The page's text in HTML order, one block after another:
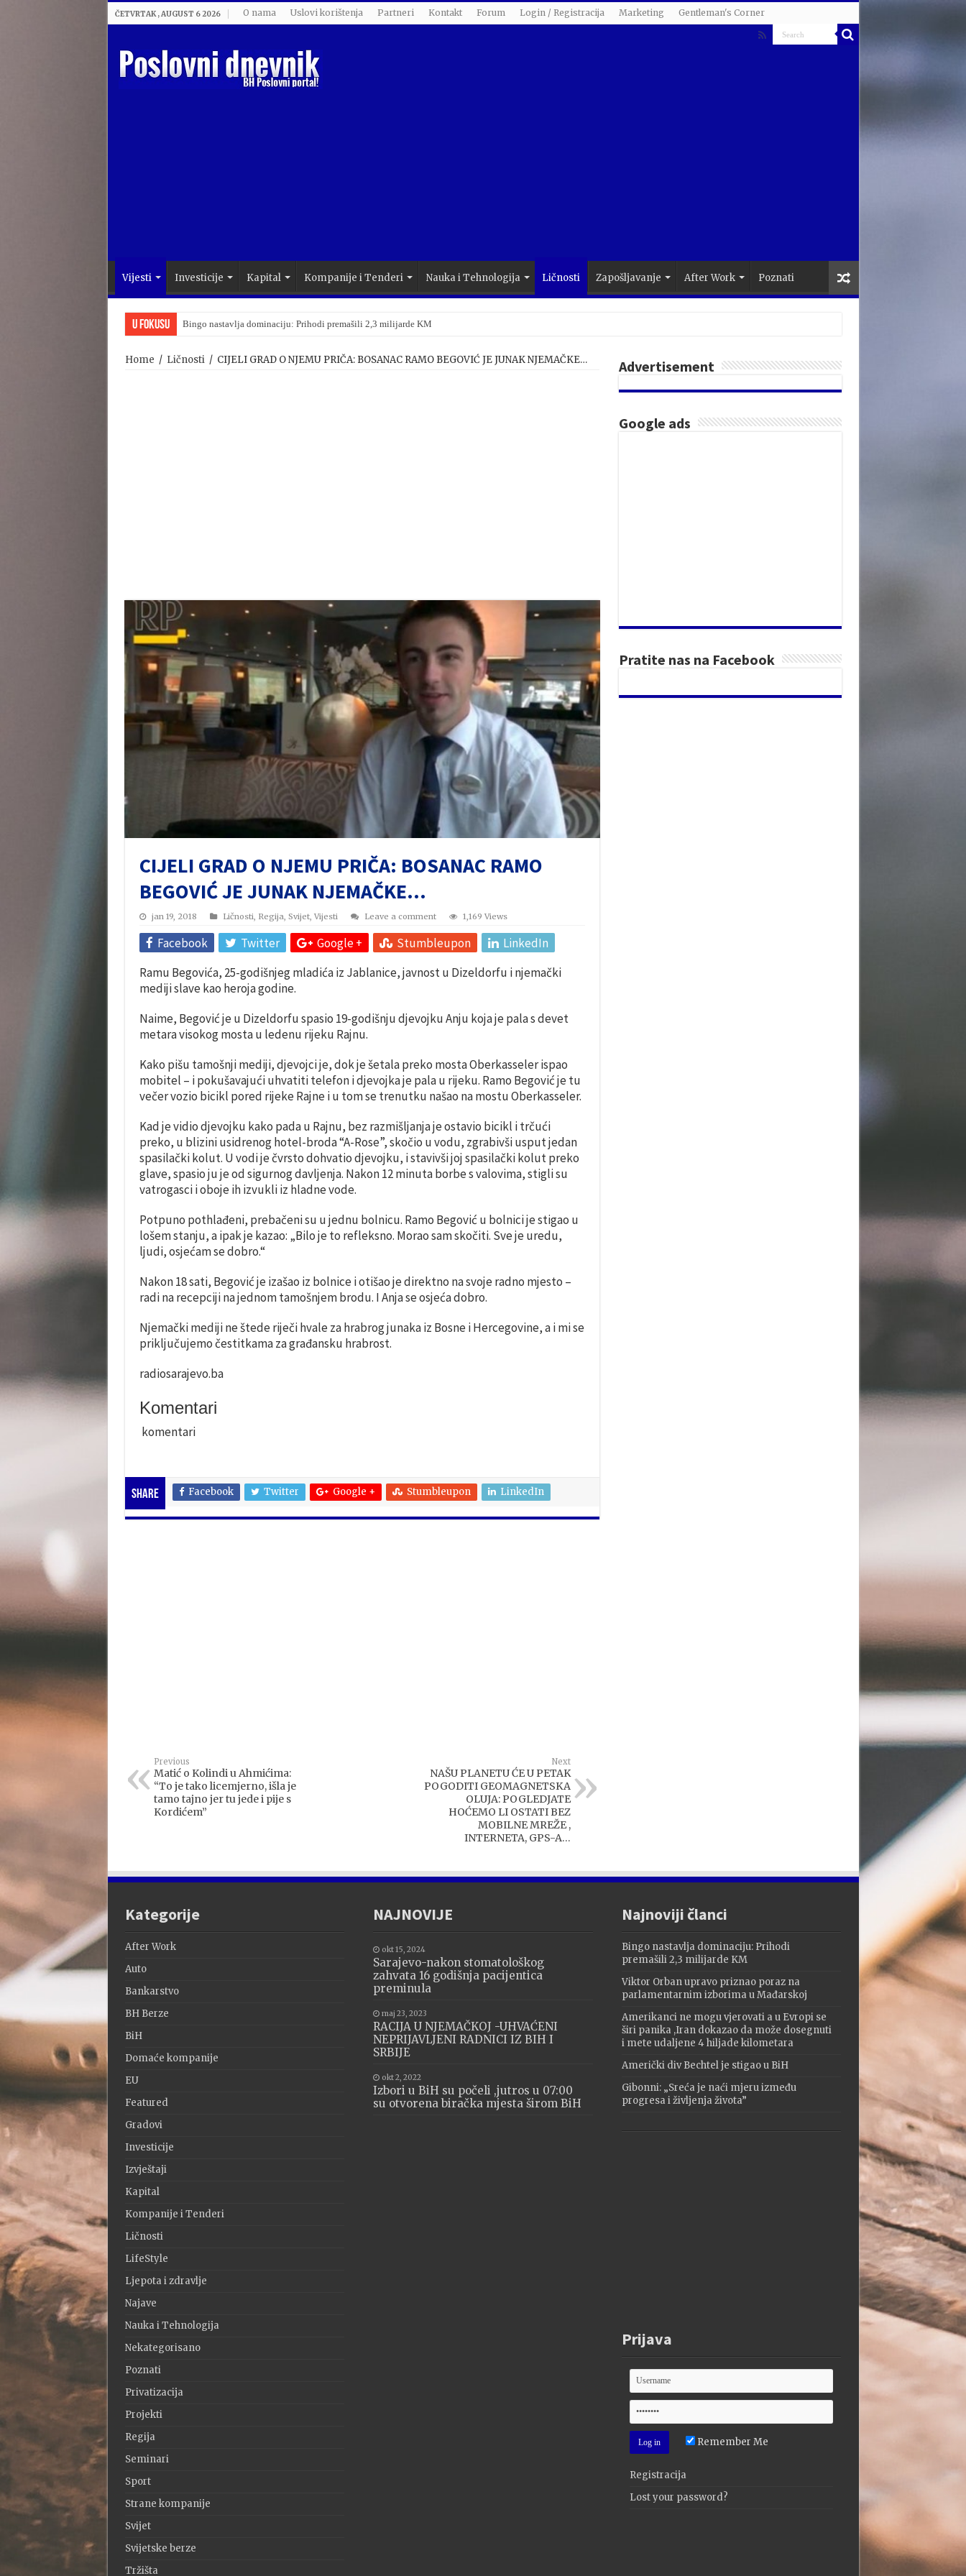
ČETVRTAK , AUGUST 6 2026 O nama Uslovi korištenja Partneri Kontakt Forum Login / Registracija Marketing Gentleman's Corner
Vijesti Investicije Kapital Kompanije i Tenderi Nauka i Tehnologija Ličnosti Zapošljavanje After Work Poznati
U Fokusu Bingo nastavlja dominaciju: Prihodi premašili 2,3 milijarde KM
Home / Ličnosti / CIJELI GRAD O NJEMU PRIČA: BOSANAC RAMO BEGOVIĆ JE JUNAK NJEMAČKE…
CIJELI GRAD O NJEMU PRIČA: BOSANAC RAMO
BEGOVIĆ JE JUNAK NJEMAČKE…
jan 19, 2018 Ličnosti, Regija, Svijet, Vijesti Leave a comment 1,169 Views
Facebook Twitter Google + Stumbleupon
LinkedIn
Ramu Begovića, 25-godišnjeg mladića iz Jablanice, javnost u Dizeldorfu i njemački
mediji slave kao heroja godine.
Naime, Begović je u Dizeldorfu spasio 19-godišnju djevojku Anju koja je pala s devet
metara visokog mosta u ledenu rijeku Rajnu.
Kako pišu tamošnji mediji, djevojci je, dok je šetala preko mosta Oberkasseler ispao
mobitel – i pokušavajući uhvatiti telefon i djevojka je pala u rijeku. Ramo Begović je tu
večer vozio bicikl pored rijeke Rajne i u tom se trenutku našao na mostu Oberkasseler.
Kad je vidio djevojku kako pada u Rajnu, bez razmišljanja je ostavio bicikl i trčući
preko, u blizini usidrenog hotel-broda “A-Rose”, skočio u vodu, zgrabivši usput jedan
spasilački kolut. U vodi je čvrsto dohvatio djevojku, i stavivši joj spasilački kolut preko
glave, spasio ju je od sigurnog davljenja. Nakon 12 minuta borbe s valovima, stigli su
vatrogasci i oboje ih izvukli iz hladne vode.
Potpuno pothlađeni, prebačeni su u jednu bolnicu. Ramo Begović u bolnici je stigao u
lošem stanju, a ipak je kazao: „Bilo je to refleksno. Morao sam skočiti. Sve je uredu,
ljudi, osjećam se dobro.“
Nakon 18 sati, Begović je izašao iz bolnice i otišao je direktno na svoje radno mjesto –
radi na recepciji na jednom tamošnjem brodu. I Anja se osjeća dobro.
Njemački mediji ne štede riječi hvale za hrabrog junaka iz Bosne i Hercegovine, a i mi se
priključujemo čestitkama za građansku hrabrost.
radiosarajevo.ba
Komentari
komentari
Share Facebook Twitter Google + Stumbleupon LinkedIn
Previous
Matić o Kolindi u Ahmićima:
“To je tako licemjerno, išla je
tamo tajno jer tu jede i pije s
Kordićem”
Next
NAŠU PLANETU ĆE U PETAK
POGODITI GEOMAGNETSKA
OLUJA: POGLEDJATE
HOĆEMO LI OSTATI BEZ
MOBILNE MREŽE ,
INTERNETA, GPS-A…
Advertisement
Google ads
Pratite nas na Facebook
Kategorije
After Work
Auto
Bankarstvo
BH Berze
BiH
Domaće kompanije
EU
Featured
Gradovi
Investicije
Izvještaji
Kapital
Kompanije i Tenderi
Ličnosti
LifeStyle
Ljepota i zdravlje
Najave
Nauka i Tehnologija
Nekategorisano
Poznati
Privatizacija
Projekti
Regija
Seminari
Sport
Strane kompanije
Svijet
Svijetske berze
Tržišta
NAJNOVIJE
okt 15, 2024
Sarajevo-nakon stomatološkog
zahvata 16 godišnja pacijentica
preminula
maj 23, 2023
RACIJA U NJEMAČKOJ -UHVAĆENI
NEPRIJAVLJENI RADNICI IZ BIH I
SRBIJE
okt 2, 2022
Izbori u BiH su počeli ,jutros u 07:00
su otvorena biračka mjesta širom BiH
Najnoviji članci
Bingo nastavlja dominaciju: Prihodi
premašili 2,3 milijarde KM
Viktor Orban upravo priznao poraz na
parlamentarnim izborima u Mađarskoj
Amerikanci ne mogu vjerovati a u Evropi se
širi panika ,Iran dokazao da može dosegnuti
i mete udaljene 4 hiljade kilometara
Američki div Bechtel je stigao u BiH
Gibonni: „Sreća je naći mjeru između
progresa i življenja života”
Prijava
Remember Me
Registracija
Lost your password?